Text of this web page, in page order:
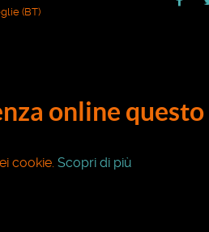
(BT)
online
cookie. Scopri di più